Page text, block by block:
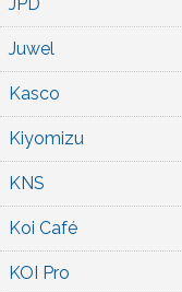
Juwel
Kasco
Kiyomizu
KNS
Koi Café
KOI Pro